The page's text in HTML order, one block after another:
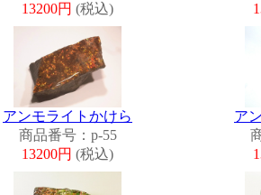
13200円 (税込)
アンモライトかけら
商品番号：p-55
13200円 (税込)
ア